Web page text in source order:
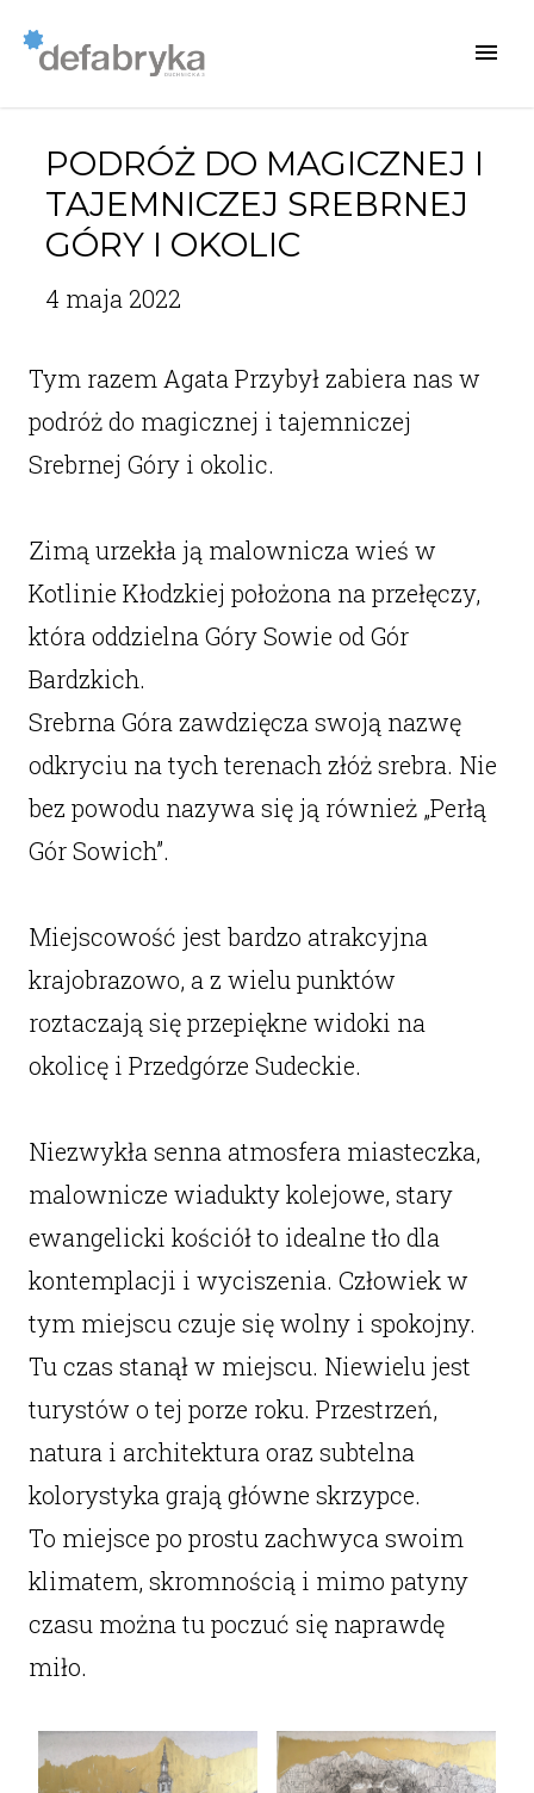
PODRÓŻ DO MAGICZNEJ I
TAJEMNICZEJ SREBRNEJ
GÓRY I OKOLIC
4 maja 2022
Tym razem Agata Przybył zabiera nas w
podróż do magicznej i tajemniczej
Srebrnej Góry i okolic.
Zimą urzekła ją malownicza wieś w
Kotlinie Kłodzkiej położona na przełęczy,
która oddzielna Góry Sowie od Gór
Bardzkich.
Srebrna Góra zawdzięcza swoją nazwę
odkryciu na tych terenach złóż srebra. Nie
bez powodu nazywa się ją również „Perłą
Gór Sowich”.
Miejscowość jest bardzo atrakcyjna
krajobrazowo, a z wielu punktów
roztaczają się przepiękne widoki na
okolicę i Przedgórze Sudeckie.
Niezwykła senna atmosfera miasteczka,
malownicze wiadukty kolejowe, stary
ewangelicki kościół to idealne tło dla
kontemplacji i wyciszenia. Człowiek w
tym miejscu czuje się wolny i spokojny.
Tu czas stanął w miejscu. Niewielu jest
turystów o tej porze roku. Przestrzeń,
natura i architektura oraz subtelna
kolorystyka grają główne skrzypce.
To miejsce po prostu zachwyca swoim
klimatem, skromnością i mimo patyny
czasu można tu poczuć się naprawdę
miło.